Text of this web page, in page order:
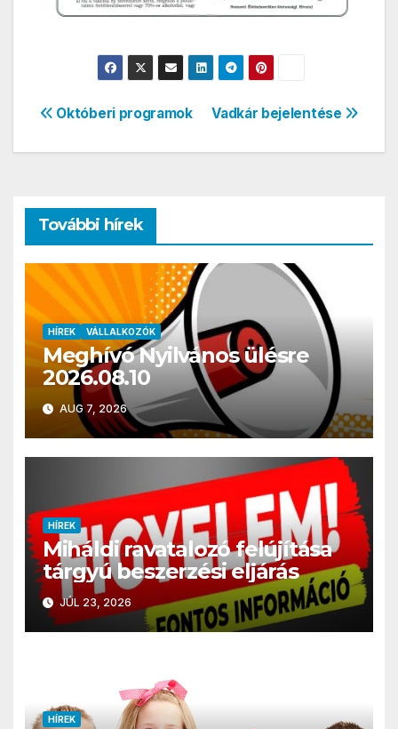
Bejegyzés
navigáció
Vadkár bejelentése
Októberi programok
További hírek
HÍREK VÁLLALKOZÓK
Meghívó Nyilvános ülésre
2026.08.10
AUG 7, 2026
HÍREK
Miháldi ravatalozó felújítása
tárgyú beszerzési eljárás
JÚL 23, 2026
HÍREK